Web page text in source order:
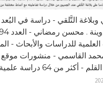
التَّلقي - دراسة في البُعد
للدراسات والأبحاث -
القاسمي - منشورات موقع
أكثر من 64 دراسة علمية